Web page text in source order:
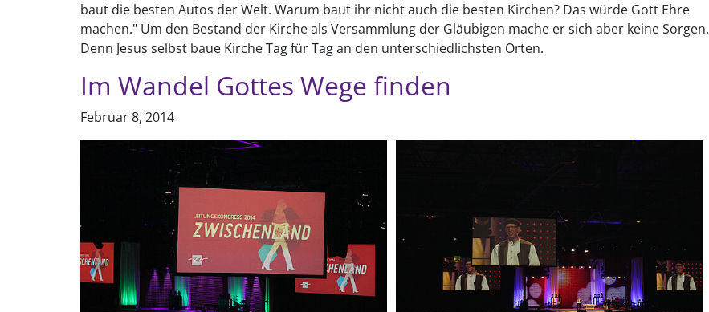
baut die besten Autos der Welt. Warum baut ihr nicht auch die besten Kirchen? Das würde Gott Ehre
machen." Um den Bestand der Kirche als Versammlung der Gläubigen mache er sich aber keine Sorgen.
Denn Jesus selbst baue Kirche Tag für Tag an den unterschiedlichsten Orten.
Im Wandel Gottes Wege finden
Februar 8, 2014